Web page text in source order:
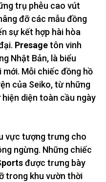
trụ phễu cao vút
đỡ các mẫu đồng
sự kết hợp hài hòa
Presagetôn vinh
Nhật Bản, là biểu
Mỗi chiếc đồng hồ
của Seiko, từ những
diện toàn cầu ngày
vực tượng trưng cho
ngừng. Những chiếc
được trưng bày
trong khu vườn thời